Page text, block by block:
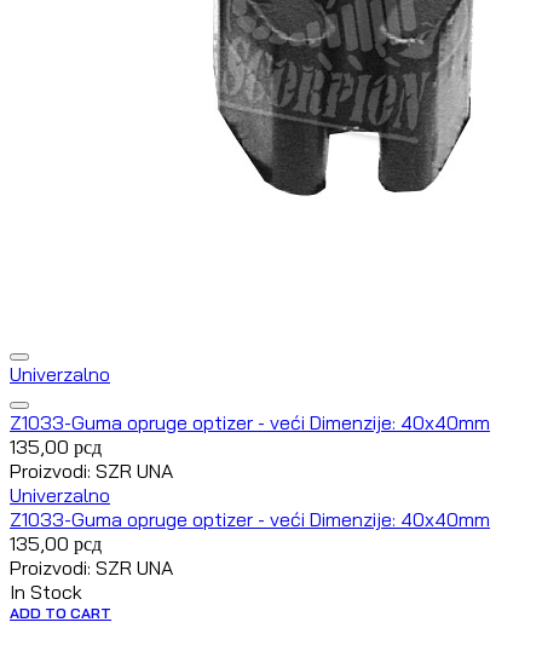
Univerzalno
Z1033-Guma opruge optizer - veći Dimenzije: 40x40mm
135,00 рсд
Proizvodi: SZR UNA
Univerzalno
Z1033-Guma opruge optizer - veći Dimenzije: 40x40mm
135,00 рсд
Proizvodi: SZR UNA
In Stock
ADD TO CART